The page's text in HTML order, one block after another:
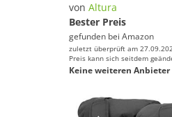
von Altura
Bester Preis
gefunden bei Amazon
zuletzt überprüft am
Preis kann sich seitdem
Keine weiteren Anbieter